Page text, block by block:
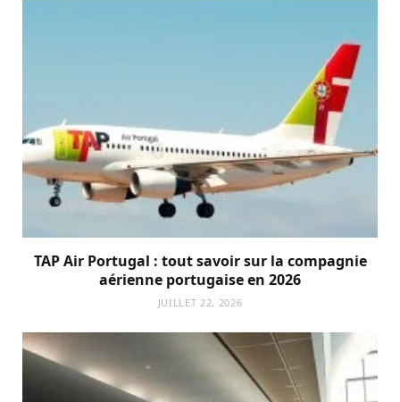
TAP Air Portugal : tout savoir sur la compagnie
aérienne portugaise en 2026
JUILLET 22, 2026